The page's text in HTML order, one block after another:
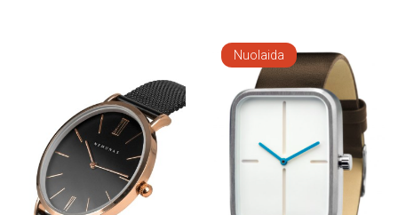
Nuolaida